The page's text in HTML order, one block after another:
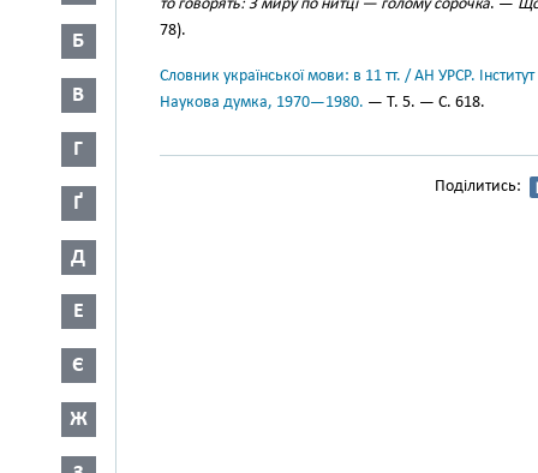
Б
В
Г
Ґ
Д
Е
Є
Ж
то говорять: З миру по нитці — голому сорочка. —
78).
Словник української мови: в 11 тт. / АН УРСР.
Наукова думка, 1970—1980. — Т. 5. — С. 618.
Поділитись: